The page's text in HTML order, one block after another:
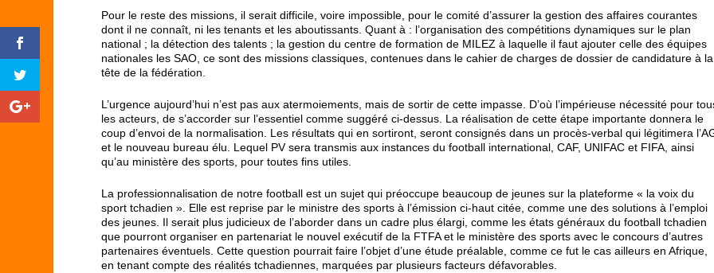
Pour le reste des missions, il serait difficile, voire impossible, pour le comité d’assurer la gestion des affaires courantes
dont il ne connaît, ni les tenants et les aboutissants. Quant à : l’organisation des compétitions dynamiques sur le plan
national ; la détection des talents ; la gestion du centre de formation de MILEZ à laquelle il faut ajouter celle des équipes
nationales les SAO, ce sont des missions classiques, contenues dans le cahier de charges de dossier de candidature à la
tête de la fédération.
L’urgence aujourd’hui n’est pas aux atermoiements, mais de sortir de cette impasse. D’où l’impérieuse nécessité pour
les acteurs, de s’accorder sur l’essentiel comme suggéré ci-dessus. La réalisation de cette étape importante donnera le
coup d’envoi de la normalisation. Les résultats qui en sortiront, seront consignés dans un procès-verbal qui légitimera
et le nouveau bureau élu. Lequel PV sera transmis aux instances du football international, CAF, UNIFAC et FIFA, ainsi
qu’au ministère des sports, pour toutes fins utiles.
La professionnalisation de notre football est un sujet qui préoccupe beaucoup de jeunes sur la plateforme « la voix du
sport tchadien ». Elle est reprise par le ministre des sports à l’émission ci-haut citée, comme une des solutions à l’emploi
des jeunes. Il serait plus judicieux de l’aborder dans un cadre plus élargi, comme les états généraux du football tchadien
que pourront organiser en partenariat le nouvel exécutif de la FTFA et le ministère des sports avec le concours d’autres
partenaires éventuels. Cette question pourrait faire l’objet d’une étude préalable, comme ce fut le cas ailleurs en Afrique,
en tenant compte des réalités tchadiennes, marquées par plusieurs facteurs défavorables.